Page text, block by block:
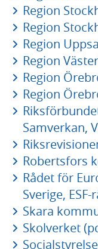
Region
Region
Region
Region
Region
Region
Samverkan,
Robertsfors
Rådet för
Sverige,
Skara
Skolverket